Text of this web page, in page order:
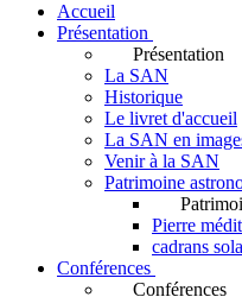
Accueil
Présentation
Présentation
La SAN
Historique
Le livret d'accueil
La SAN en
Venir à la SAN
Patrimoine
Pierre
cadrans
Conférences
Conférences